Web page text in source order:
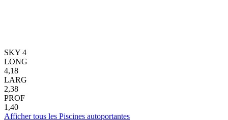
SKY 4
LONG
4,18
LARG
2,38
PROF
1,40
Afficher tous les Piscines autoportantes